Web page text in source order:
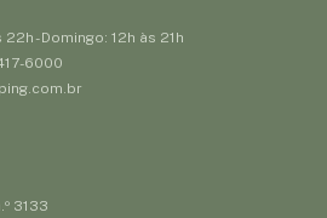
- Domingo: 12h às 21h
6000
3133